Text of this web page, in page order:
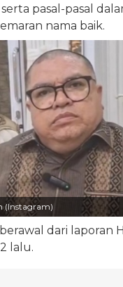
pasal-pasal
nama baik.
(Instagram)
dari laporan
lalu.